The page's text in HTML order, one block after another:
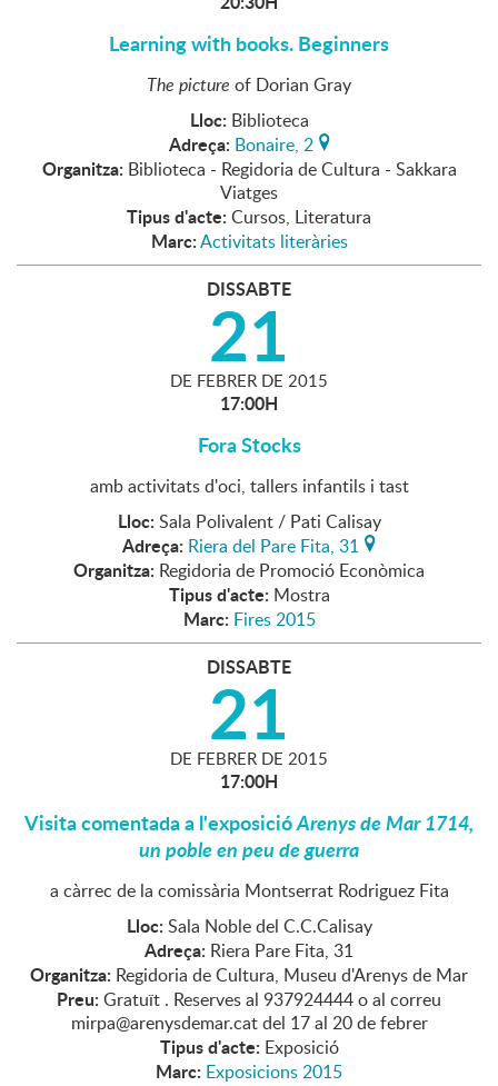
Learning with books. Beginners
The picture of Dorian Gray
Lloc: Biblioteca
Adreça: Bonaire, 2
Organitza: Biblioteca - Regidoria de Cultura - Sakkara
Viatges
Tipus d'acte: Cursos, Literatura
Marc:Activitats literàries
DISSABTE
21
DE FEBRER DE 2015
17:00H
Fora Stocks
amb activitats d'oci, tallers infantils i tast
Lloc: Sala Polivalent / Pati Calisay
Adreça: Riera del Pare Fita, 31
Organitza: Regidoria de Promoció Econòmica
Tipus d'acte: Mostra
Marc: Fires 2015
DISSABTE
21
DE FEBRER DE 2015
17:00H
Visita comentada a l'exposicióArenys de Mar 1714,
un poble en peu de guerra
a càrrec de la comissària Montserrat Rodriguez Fita
Lloc: Sala Noble del C.C.Calisay
Adreça: Riera Pare Fita, 31
Organitza: Regidoria de Cultura, Museu d'Arenys de Mar
Preu: Gratuït . Reserves al 937924444 o al correu
mirpa@arenysdemar.cat del 17 al 20 de febrer
Tipus d'acte: Exposició
Marc: Exposicions 2015